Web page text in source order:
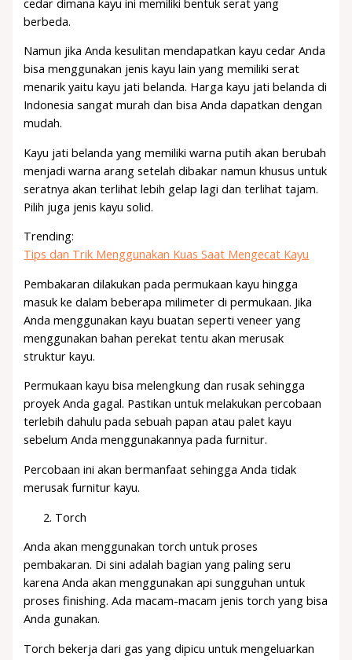
berbeda.
Namun jika Anda kesulitan mendapatkan kayu cedar Anda
bisa menggunakan jenis kayu lain yang memiliki serat
menarik yaitu kayu jati belanda. Harga kayu jati belanda di
Indonesia sangat murah dan bisa Anda dapatkan dengan
mudah.
Kayu jati belanda yang memiliki warna putih akan berubah
menjadi warna arang setelah dibakar namun khusus untuk
seratnya akan terlihat lebih gelap lagi dan terlihat tajam.
Pilih juga jenis kayu solid.
Trending:
Tips dan Trik Menggunakan Kuas Saat Mengecat Kayu
Pembakaran dilakukan pada permukaan kayu hingga
masuk ke dalam beberapa milimeter di permukaan. Jika
Anda menggunakan kayu buatan seperti veneer yang
menggunakan bahan perekat tentu akan merusak
struktur kayu.
Permukaan kayu bisa melengkung dan rusak sehingga
proyek Anda gagal. Pastikan untuk melakukan percobaan
terlebih dahulu pada sebuah papan atau palet kayu
sebelum Anda menggunakannya pada furnitur.
Percobaan ini akan bermanfaat sehingga Anda tidak
merusak furnitur kayu.
Torch
Anda akan menggunakan torch untuk proses
pembakaran. Di sini adalah bagian yang paling seru
karena Anda akan menggunakan api sungguhan untuk
proses finishing. Ada macam-macam jenis torch yang bisa
Anda gunakan.
Torch bekerja dari gas yang dipicu untuk mengeluarkan